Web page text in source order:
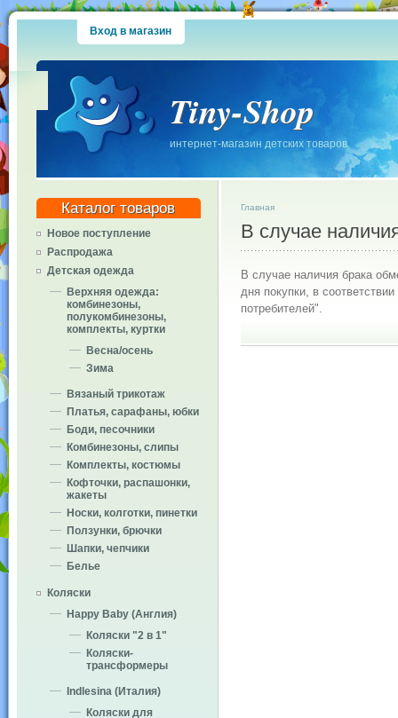
Вход в магазин
Tiny-Shop
интернет-магазин детских товаров
Каталог товаров
Новое поступление
Распродажа
Детская одежда
Верхняя одежда:
комбинезоны,
полукомбинезоны,
комплекты, куртки
Весна/осень
Зима
Вязаный трикотаж
Платья, сарафаны, юбки
Боди, песочники
Комбинезоны, слипы
Комплекты, костюмы
Кофточки, распашонки,
жакеты
Носки, колготки, пинетки
Ползунки, брючки
Шапки, чепчики
Белье
Коляски
Happy Baby (Англия)
Коляски "2 в 1"
Коляски-
трансформеры
Indlesina (Италия)
Коляски для
Главная
В случае
В случае наличия брака
дня покупки, в
потребителей".